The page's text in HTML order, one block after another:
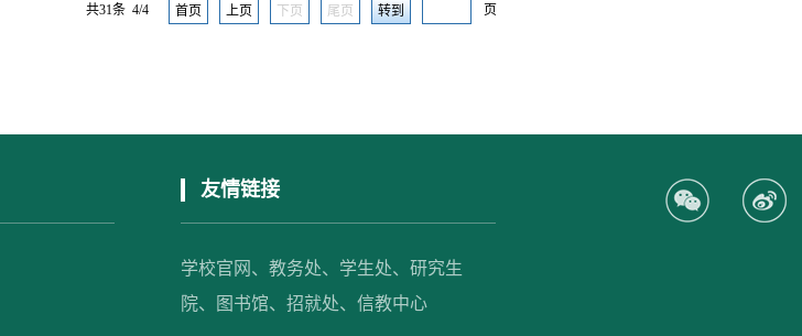
共31条 4/4 首页 上页 下页 尾页 页
友情链接
学校官网、 教务处、 学生处、 研究生
院、
图书馆、 招就处、 信教中心